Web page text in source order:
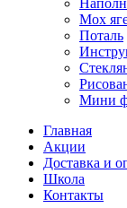
Мох
Поталь
Мини
Главная
Акции
Доставка и
Школа
Контакты